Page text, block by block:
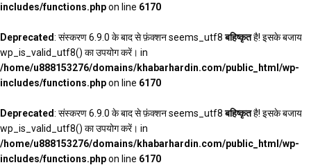
includes/functions.phpon line 6170
Deprecated: संस्करण 6.9.0 के बाद से फ़ंक्शन seems_utf8बहिष्कृतहै! इसके बजाय
wp_is_valid_utf8() का उपयोग करें। in
/home/u888153276/domains/khabarhardin.com/public_html/wp-
includes/functions.phpon line 6170
Deprecated: संस्करण 6.9.0 के बाद से फ़ंक्शन seems_utf8बहिष्कृतहै! इसके बजाय
wp_is_valid_utf8() का उपयोग करें। in
/home/u888153276/domains/khabarhardin.com/public_html/wp-
includes/functions.phpon line 6170